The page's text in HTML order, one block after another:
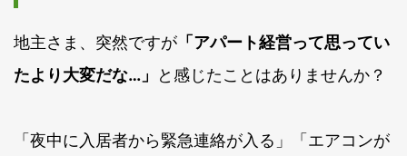
地主さま、突然ですが 「アパート経営って思ってい
たより大変だな…」
と感じたことはありませんか？
「夜中に入居者から緊急連絡が入る」「エアコンが